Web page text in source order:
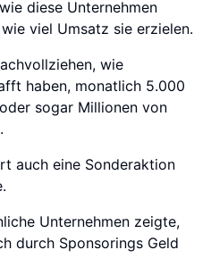
diese Unternehmen
viel Umsatz sie erzielen.
wie
haben, monatlich 5.000
sogar Millionen von
auch eine Sonderaktion
Unternehmen zeigte,
durch Sponsorings Geld